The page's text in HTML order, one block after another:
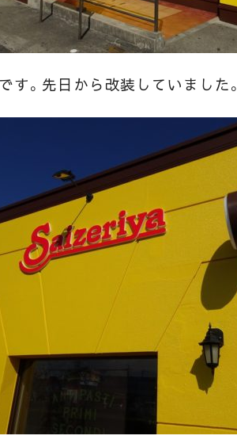
す。先日から改装していました。